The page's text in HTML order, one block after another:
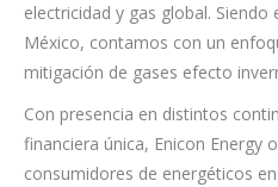
electricidad y gas global.
México, contamos con un
mitigación de gases efecto
Con presencia en distintos
financiera única, Enicon Energy
consumidores de energéticos